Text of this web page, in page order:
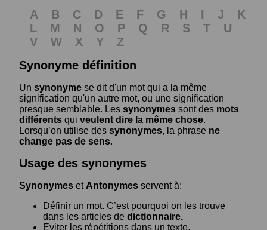
A B C D E F G H I J
K
L
M N O P Q R S T
U
V
W X Y
Z
Synonyme définition
Un synonyme se dit d'un mot qui a la même
signification qu'un autre mot, ou une signification
presque semblable. Les synonymes sont des mots
différents qui veulent dire la même chose.
Lorsqu’on utilise des synonymes, la phrase ne
change pas de sens.
Usage des synonymes
Synonymes et Antonymes servent à:
Définir un mot. C’est pourquoi on les trouve
dans les articles de dictionnaire.
Eviter les répétitions dans un texte.